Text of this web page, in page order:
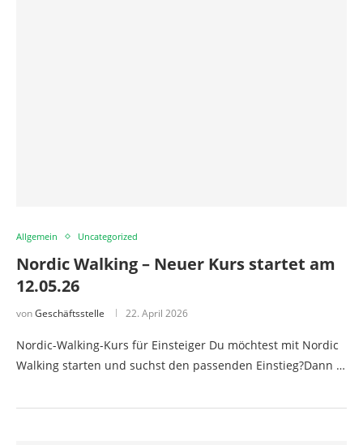
Allgemein Uncategorized
Nordic Walking – Neuer Kurs startet am
12.05.26
vonGeschäftsstelle 22. April 2026
Nordic-Walking-Kurs für Einsteiger Du möchtest mit Nordic
Walking starten und suchst den passenden Einstieg?Dann …